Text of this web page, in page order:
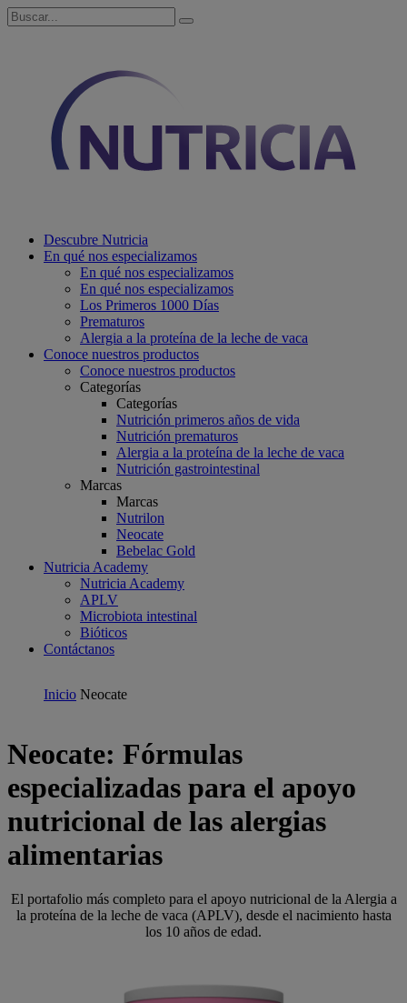
Descubre Nutricia
En qué nos especializamos
En qué nos especializamos
En qué nos especializamos
Los Primeros 1000 Días
Prematuros
Alergia a la proteína de la leche de vaca
Conoce nuestros productos
Conoce nuestros productos
Categorías
Categorías
Nutrición primeros años de vida
Nutrición prematuros
Alergia a la proteína de la leche de vaca
Nutrición gastrointestinal
Marcas
Marcas
Nutrilon
Neocate
Bebelac Gold
Nutricia Academy
Nutricia Academy
APLV
Microbiota intestinal
Bióticos
Contáctanos
Inicio Neocate
Neocate: Fórmulas
especializadas para el apoyo
nutricional de las alergias
alimentarias
El portafolio más completo para el apoyo nutricional de la Alergia a
la proteína de la leche de vaca (APLV), desde el nacimiento hasta
los 10 años de edad.